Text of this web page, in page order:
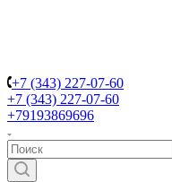
+7 (343) 227-07-60
+7 (343) 227-07-60
+79193869696